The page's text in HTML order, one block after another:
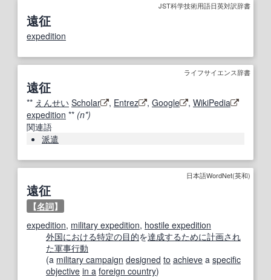
JST科学技術用語日英対訳辞書
遠征
expedition
ライフサイエンス辞書
遠征
** えんせい Scholar , Entrez , Google , WikiPedia
expedition ** (n*)
関連語
派遣
日本語WordNet(英和)
遠征
【名詞】
expedition, military expedition, hostile expedition
外国における特定の目的を達成するために計画され
た軍事行動
(a military campaign designed to achieve a specific
objective in a foreign country)